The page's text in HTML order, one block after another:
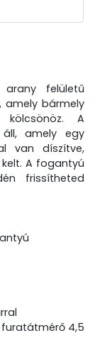
felületű
amely bármely
A
amely egy
van díszítve,
A fogantyú
frissítheted
4,5